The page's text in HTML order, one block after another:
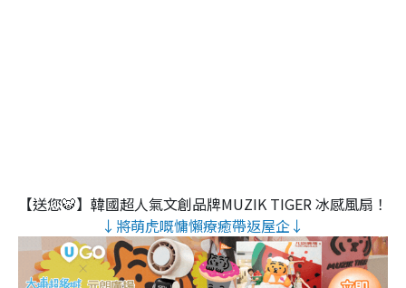
【送您🐯】韓國超人氣文創品牌MUZIK TIGER 冰感風扇！
↓將萌虎嘅慵懶療癒帶返屋企↓